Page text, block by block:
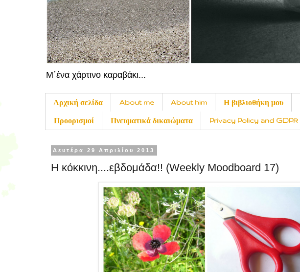
Μ΄ένα χάρτινο καραβάκι...
Αρχική σελίδα About me About him Η βιβλιοθήκη μου
Προορισμοί Πνευματικά δικαιώματα Privacy Policy and GDPR
Δευτέρα 29 Απριλίου 2013
Η κόκκινη....εβδομάδα!! (Weekly Moodboard 17)